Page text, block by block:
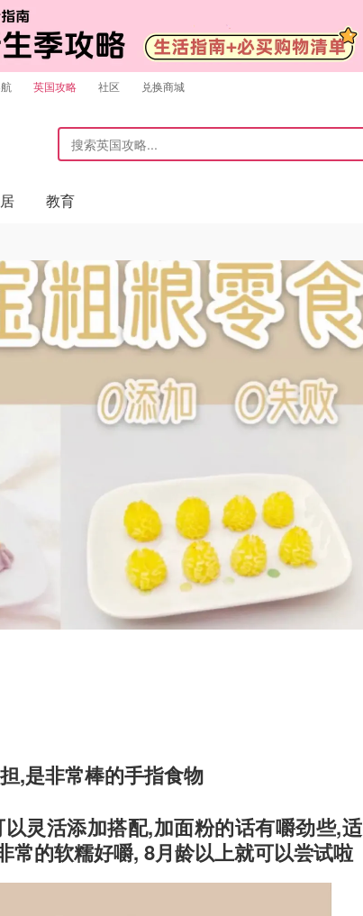
英国攻略 社区 兑换商城
教育
,是非常棒的手指食物
灵活添加搭配,加面粉的话有嚼劲些,适
常的软糯好嚼, 8月龄以上就可以尝试啦